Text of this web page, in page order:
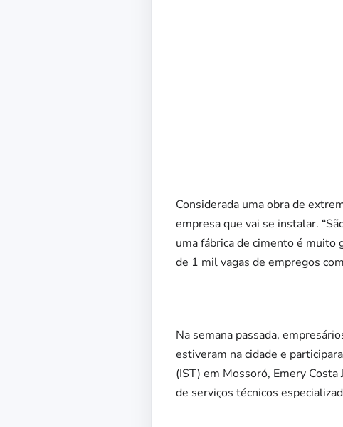
Considerada uma obra de
empresa que vai se instalar.
uma fábrica de cimento é muito
de 1 mil vagas de empregos
Na semana passada,
estiveram na cidade e
(IST) em Mossoró, Emery
de serviços técnicos